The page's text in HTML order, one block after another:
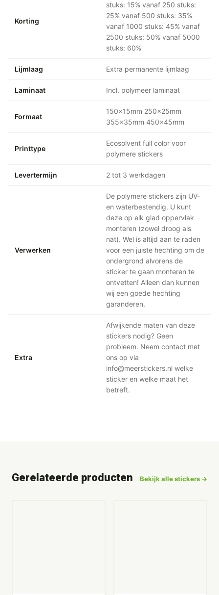
Korting
stuks: 15% vanaf 250 stuks:
25% vanaf 500 stuks: 35%
vanaf 1000 stuks: 45% vanaf
2500 stuks: 50% vanaf 5000
stuks: 60%
Lijmlaag Extra permanente lijmlaag
Laminaat Incl. polymeer laminaat
Formaat
150x15mm 250x25mm
355x35mm 450x45mm
Printtype
Ecosolvent full color voor
polymere stickers
Levertermijn 2 tot 3 werkdagen
Verwerken
De polymere stickers zijn UV-
en waterbestendig. U kunt
deze op elk glad oppervlak
monteren (zowel droog als
nat). Wel is altijd aan te raden
voor een juiste hechting om de
ondergrond alvorens de
sticker te gaan monteren te
ontvetten! Alleen dan kunnen
wij een goede hechting
garanderen.
Extra
Afwijkende maten van deze
stickers nodig? Geen
probleem. Neem contact met
ons op via
info@meerstickers.nl welke
sticker en welke maat het
betreft.
Gerelateerde producten Bekijk alle stickers →